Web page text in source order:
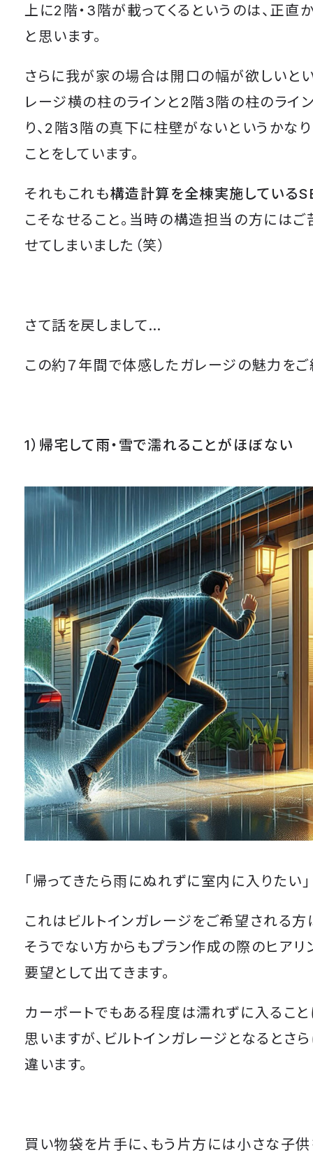
上に2階・3階が載ってくるというのは、正直
と思います。
さらに我が家の場合は開口の幅が欲しいとい
レージ横の柱のラインと2階3階の柱のライ
り、2階3階の真下に柱壁がないというかな
ことをしています。
それもこれも構造計算を全棟実施している
こそなせること。当時の構造担当の方には
せてしまいました（笑）
さて話を戻しまして…
この約７年間で体感したガレージの魅力をご
1）帰宅して雨・雪で濡れることがほぼない
「帰ってきたら雨にぬれずに室内に入 りたい」
これはビルトインガレージをご希望される方
そうでない方からもプラン作成の際のヒアリ
要望として出てきます。
カーポートでもある程度は濡れずに入るこ
思いますが、ビルトインガレージとなるとさ
違います。
買い物袋を片手に、もう片方には小さな子